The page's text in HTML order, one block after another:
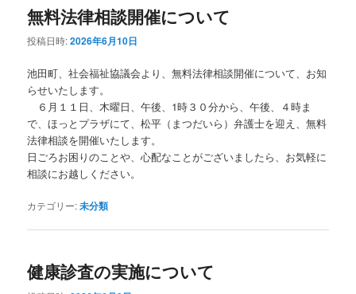
無料法律相談開催について
投稿日時:2026年6月10日
池田町、社会福祉協議会より、無料法律相談開催について、お知
らせいたします。
６月１１日、木曜日、午後、1時３０分から、午後、４時ま
で、ほっとプラザにて、松平（まつだいら）弁護士を迎え、無料
法律相談を開催いたします。
日ごろお困りのことや、心配なことがございましたら、お気軽に
相談にお越しください。
カテゴリー:未分類
健康診査の実施について